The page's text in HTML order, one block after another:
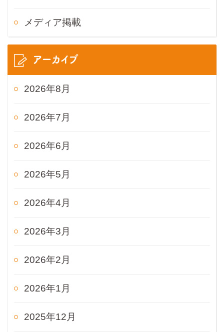
メディア掲載
アーカイブ
2026年8月
2026年7月
2026年6月
2026年5月
2026年4月
2026年3月
2026年2月
2026年1月
2025年12月